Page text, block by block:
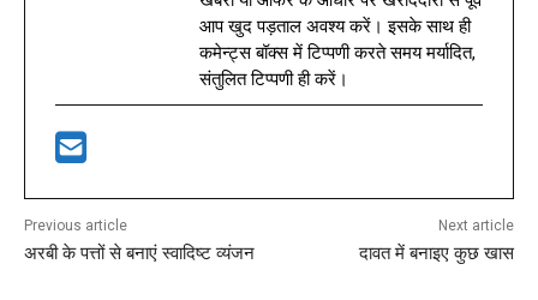
आप खुद पड़ताल अवश्य करें। इसके साथ ही
कमेन्ट्स बॉक्स में टिप्पणी करते समय मर्यादित,
संतुलित टिप्पणी ही करें।
Previous article
अरबी के पत्तों से बनाएं स्वादिष्ट व्यंजन
Next article
दावत में बनाइए कुछ खास